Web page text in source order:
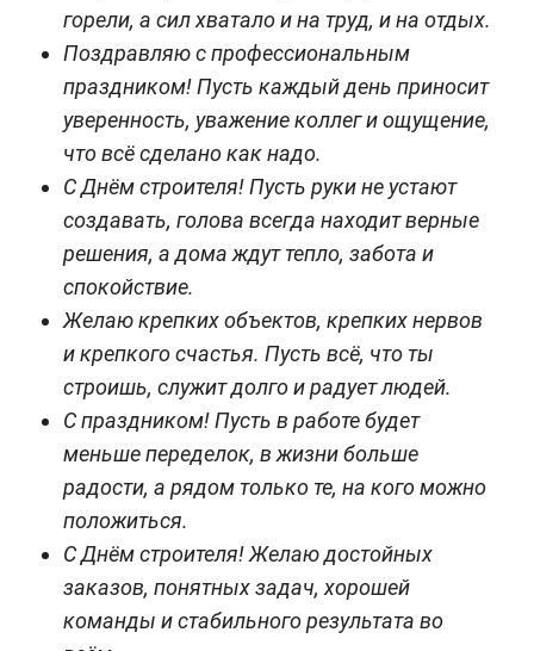
горели, а сил хватало и на труд, и на отдых.
Поздравляю с профессиональным
праздником! Пусть каждый день приносит
уверенность, уважение коллег и ощущение,
что всё сделано как надо.
С Днём строителя! Пусть руки не устают
создавать, голова всегда находит верные
решения, а дома ждут тепло, забота и
спокойствие.
Желаю крепких объектов, крепких нервов
и крепкого счастья. Пусть всё, что ты
строишь, служит долго и радует людей.
С праздником! Пусть в работе будет
меньше переделок, в жизни больше
радости, а рядом только те, на кого можно
положиться.
С Днём строителя! Желаю достойных
заказов, понятных задач, хорошей
команды и стабильного результата во